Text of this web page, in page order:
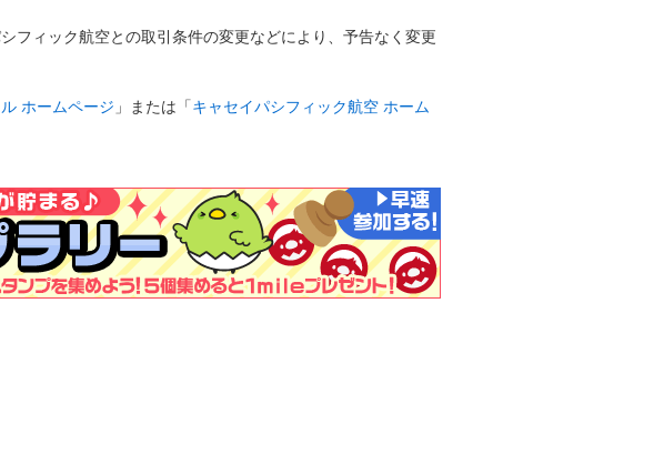
フィック航空との取引条件の変更などにより、予告なく変更
ホームページ 」または「 キャセイパシフィック航空 ホーム